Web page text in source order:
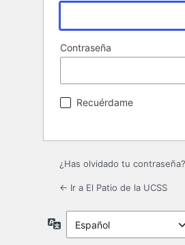
Contraseña
Recuérdame
¿Has olvidado tu contraseña?
← Ir a El Patio de la UCSS
Idioma